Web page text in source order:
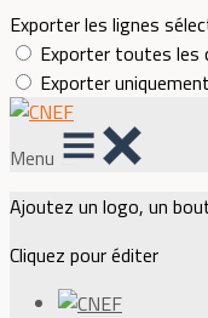
Exporter les lignes
Exporter toutes les
Exporter
Menu
Ajoutez un logo, un
Cliquez pour éditer